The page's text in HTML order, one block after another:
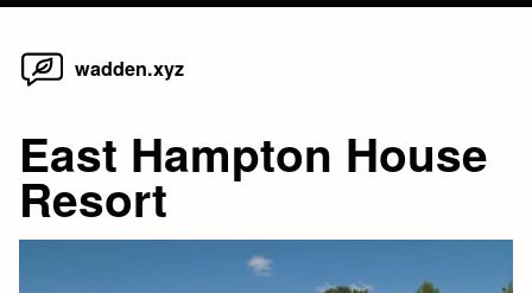
Skip
wadden.xyz
East Hampton House
Resort